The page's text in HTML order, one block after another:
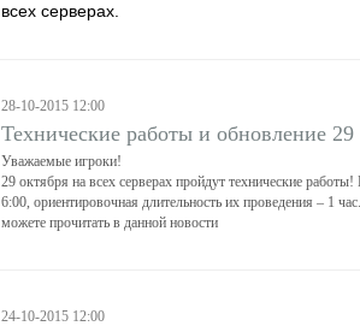
всех серверах.
28-10-2015 12:00
Технические работы и обновление 29
Уважаемые игроки!
29 октября на всех серверах пройдут технические
6:00, ориентировочная длительность их проведения – 1
можете прочитать в данной новости
24-10-2015 12:00